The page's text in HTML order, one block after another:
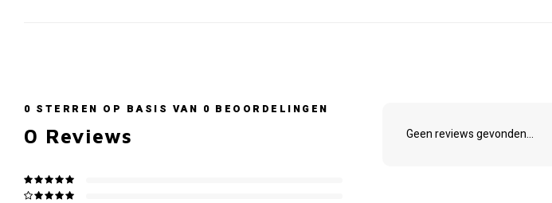
0 STERREN OP BASIS VAN 0 BEOORDELINGEN
0 Reviews Geen reviews gevonden...